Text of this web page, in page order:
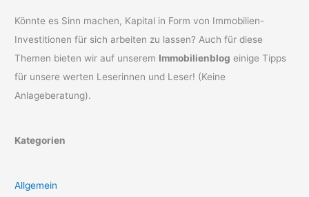
Könnte es Sinn machen, Kapital in Form von Immobilien-
Investitionen für sich arbeiten zu lassen? Auch für diese
Themen bieten wir auf unserem Immobilienblog einige Tipps
für unsere werten Leserinnen und Leser! (Keine
Anlageberatung).
Kategorien
Allgemein